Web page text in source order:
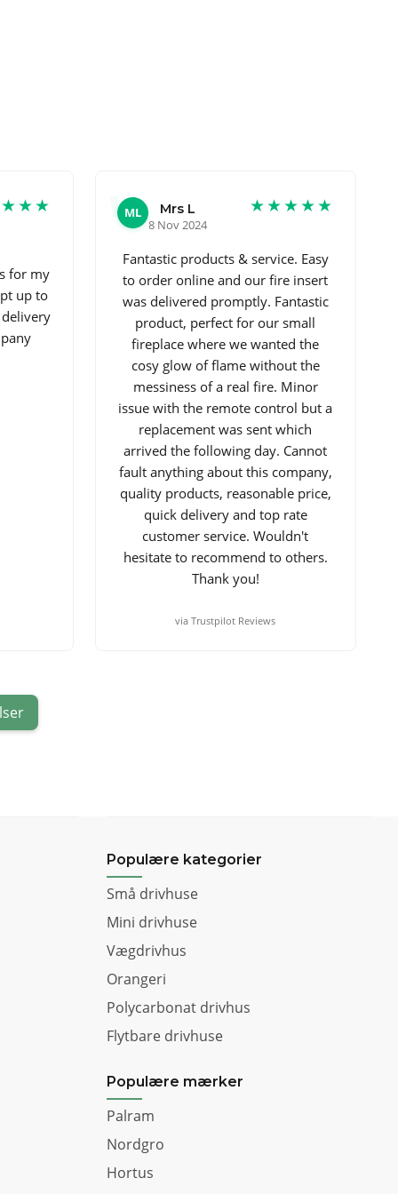
for my
up to
ML
Mrs L
8 Nov 2024
★★★★★
Fantastic products & service. Easy
to order online and our fire insert
was delivered promptly. Fantastic
product, perfect for our small
fireplace where we wanted the
cosy glow of flame without the
messiness of a real fire. Minor
issue with the remote control but a
replacement was sent which
arrived the following day. Cannot
fault anything about this company,
quality products, reasonable price,
quick delivery and top rate
customer service. Wouldn't
hesitate to recommend to others.
Thank you!
via Trustpilot Reviews
Populære kategorier
Små drivhuse
Mini drivhuse
Vægdrivhus
Orangeri
Polycarbonat drivhus
Flytbare drivhuse
Populære mærker
Palram
Nordgro
Hortus